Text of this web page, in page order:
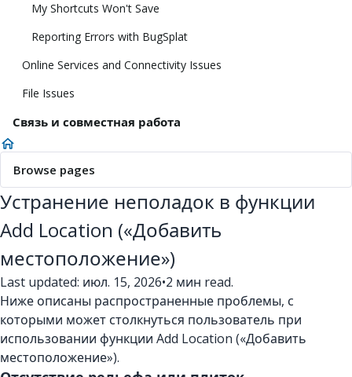
My Shortcuts Won't Save
Reporting Errors with BugSplat
Online Services and Connectivity Issues
File Issues
Связь и совместная работа
Browse pages
Устранение неполадок в функции
Add Location («Добавить
местоположение»)
Last updated: июл. 15, 2026•2 мин read.
Ниже описаны распространенные проблемы, с
которыми может столкнуться пользователь при
использовании функции Add Location («Добавить
местоположение»).